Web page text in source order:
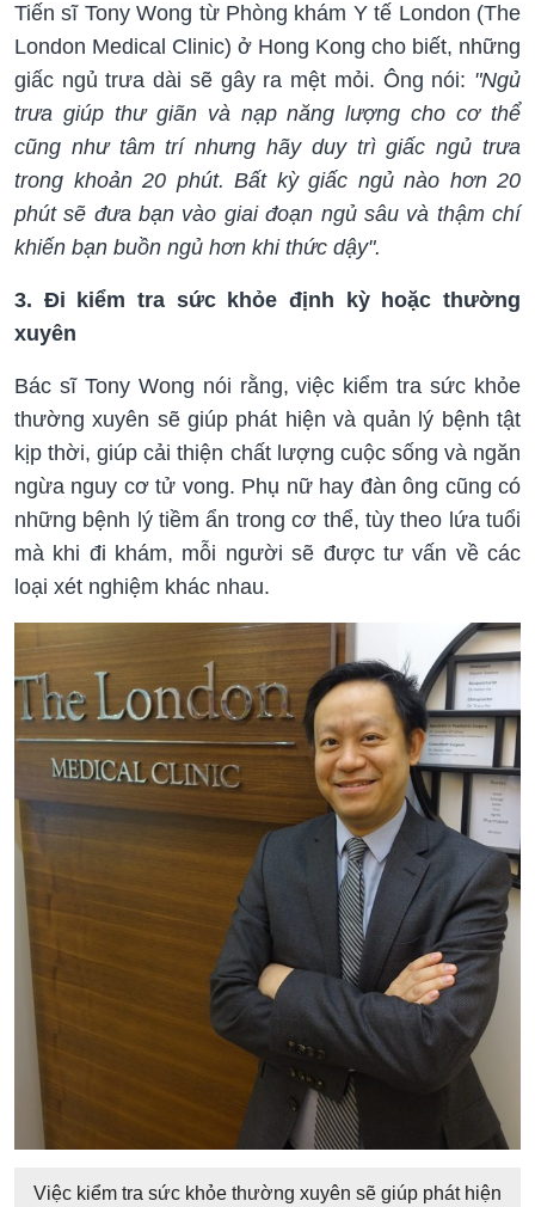
Tiến sĩ Tony Wong từ Phòng khám Y tế London (The
London Medical Clinic) ở Hong Kong cho biết, những
giấc ngủ trưa dài sẽ gây ra mệt mỏi. Ông nói: "Ngủ
trưa giúp thư giãn và nạp năng lượng cho cơ thể
cũng như tâm trí nhưng hãy duy trì giấc ngủ trưa
trong khoản 20 phút. Bất kỳ giấc ngủ nào hơn 20
phút sẽ đưa bạn vào giai đoạn ngủ sâu và thậm chí
khiến bạn buồn ngủ hơn khi thức dậy".
3. Đi kiểm tra sức khỏe định kỳ hoặc thường
xuyên
Bác sĩ Tony Wong nói rằng, việc kiểm tra sức khỏe
thường xuyên sẽ giúp phát hiện và quản lý bệnh tật
kịp thời, giúp cải thiện chất lượng cuộc sống và ngăn
ngừa nguy cơ tử vong. Phụ nữ hay đàn ông cũng có
những bệnh lý tiềm ẩn trong cơ thể, tùy theo lứa tuổi
mà khi đi khám, mỗi người sẽ được tư vấn về các
loại xét nghiệm khác nhau.
Việc kiểm tra sức khỏe thường xuyên sẽ giúp phát hiện